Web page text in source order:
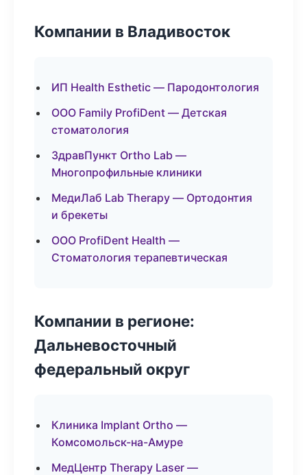
Компании в Владивосток
ИП Health Esthetic — Пародонтология
ООО Family ProfiDent — Детская
стоматология
ЗдравПункт Ortho Lab —
Многопрофильные клиники
МедиЛаб Lab Therapy — Ортодонтия
и брекеты
ООО ProfiDent Health —
Стоматология терапевтическая
Компании в регионе:
Дальневосточный
федеральный округ
Клиника Implant Ortho —
Комсомольск-на-Амуре
МедЦентр Therapy Laser —